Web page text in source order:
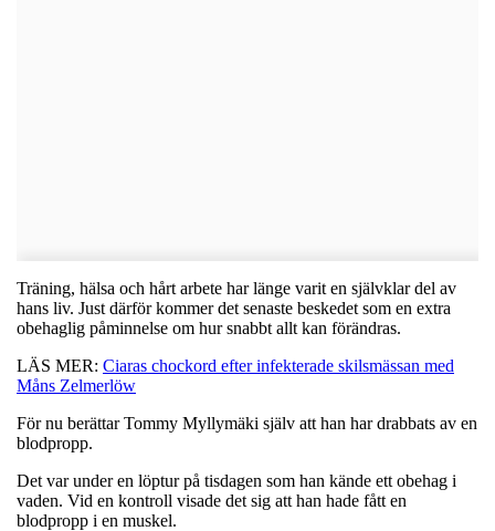
Träning, hälsa och hårt arbete har länge varit en självklar del av
hans liv. Just därför kommer det senaste beskedet som en extra
obehaglig påminnelse om hur snabbt allt kan förändras.
LÄS MER: Ciaras chockord efter infekterade skilsmässan med
Måns Zelmerlöw
För nu berättar Tommy Myllymäki själv att han har drabbats av en
blodpropp.
Det var under en löptur på tisdagen som han kände ett obehag i
vaden. Vid en kontroll visade det sig att han hade fått en
blodpropp i en muskel.